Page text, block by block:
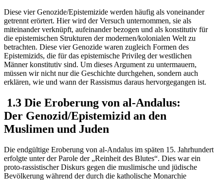
Diese vier Genozide/Epistemizide werden häufig als voneinander
getrennt erörtert. Hier wird der Versuch unternommen, sie als
miteinander verknüpft, aufeinander bezogen und als konstitutiv für
die epistemischen Strukturen der modernen/kolonialen Welt zu
betrachten. Diese vier Genozide waren zugleich Formen des
Epistemizids, die für das epistemische Privileg der westlichen
Männer konstitutiv sind. Um dieses Argument zu untermauern,
müssen wir nicht nur die Geschichte durchgehen, sondern auch
erklären, wie und wann der Rassismus daraus hervorgegangen ist.
1.3 Die Eroberung von al-Andalus:
Der Genozid/Epistemizid an den
Muslimen und Juden
Die endgültige Eroberung von al-Andalus im späten 15. Jahrhundert
erfolgte unter der Parole der „Reinheit des Blutes“. Dies war ein
proto-rassistischer Diskurs gegen die muslimische und jüdische
Bevölkerung während der durch die katholische Monarchie